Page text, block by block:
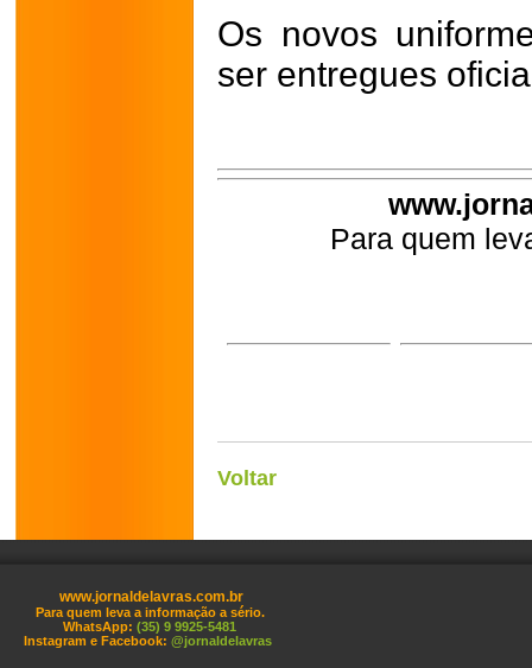
Os novos
ser entregues
Para quem
Voltar
www.jornaldelavras.com.br
Para quem leva a informação a sério.
WhatsApp: (35) 9 9925-5481
Instagram e Facebook: @jornaldelavras